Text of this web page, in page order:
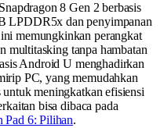
8 Gen 2 berbasis
LPDDR5x dan penyimpanan
memungkinkan perangkat
multitasking tanpa hambatan
Android U menghadirkan
PC, yang memudahkan
meningkatkan efisiensi
bisa dibaca pada
Pad 6: Pilihan.